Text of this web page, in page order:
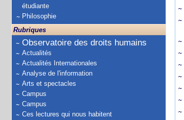
étudiante
Philosophie
Rubriques
Observatoire des droits humains
Actualités
Actualités Internationales
Analyse de l'information
Arts et spectacles
Campus
Campus
Ces lectures qui nous habitent